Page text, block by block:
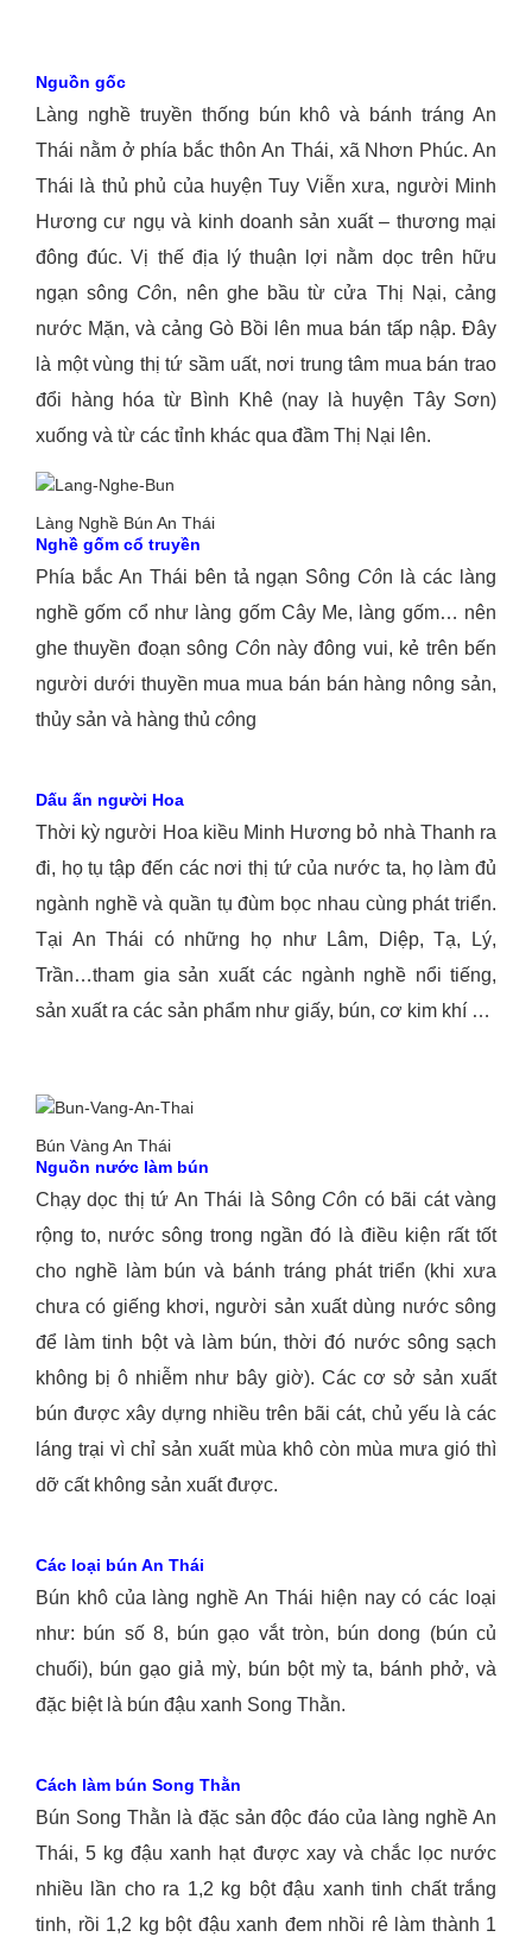
Nguồn gốc
Làng nghề truyền thống bún khô và bánh tráng An
Thái nằm ở phía bắc thôn An Thái, xã Nhơn Phúc. An
Thái là thủ phủ của huyện Tuy Viễn xưa, người Minh
Hương cư ngụ và kinh doanh sản xuất – thương mại
đông đúc. Vị thế địa lý thuận lợi nằm dọc trên hữu
ngạn sông Côn, nên ghe bầu từ cửa Thị Nại, cảng
nước Mặn, và cảng Gò Bồi lên mua bán tấp nập. Đây
là một vùng thị tứ sầm uất, nơi trung tâm mua bán trao
đổi hàng hóa từ Bình Khê (nay là huyện Tây Sơn)
xuống và từ các tỉnh khác qua đầm Thị Nại lên.
Làng Nghề Bún An Thái
Nghề gốm cổ truyền
Phía bắc An Thái bên tả ngạn Sông Côn là các làng
nghề gốm cổ như làng gốm Cây Me, làng gốm… nên
ghe thuyền đoạn sông Côn này đông vui, kẻ trên bến
người dưới thuyền mua mua bán bán hàng nông sản,
thủy sản và hàng thủ công
Dấu ấn người Hoa
Thời kỳ người Hoa kiều Minh Hương bỏ nhà Thanh ra
đi, họ tụ tập đến các nơi thị tứ của nước ta, họ làm đủ
ngành nghề và quần tụ đùm bọc nhau cùng phát triển.
Tại An Thái có những họ như Lâm, Diệp, Tạ, Lý,
Trần…tham gia sản xuất các ngành nghề nổi tiếng,
sản xuất ra các sản phẩm như giấy, bún, cơ kim khí …
Bún Vàng An Thái
Nguồn nước làm bún
Chạy dọc thị tứ An Thái là Sông Côn có bãi cát vàng
rộng to, nước sông trong ngần đó là điều kiện rất tốt
cho nghề làm bún và bánh tráng phát triển (khi xưa
chưa có giếng khơi, người sản xuất dùng nước sông
để làm tinh bột và làm bún, thời đó nước sông sạch
không bị ô nhiễm như bây giờ). Các cơ sở sản xuất
bún được xây dựng nhiều trên bãi cát, chủ yếu là các
láng trại vì chỉ sản xuất mùa khô còn mùa mưa gió thì
dỡ cất không sản xuất được.
Các loại bún An Thái
Bún khô của làng nghề An Thái hiện nay có các loại
như: bún số 8, bún gạo vắt tròn, bún dong (bún củ
chuối), bún gạo giả mỳ, bún bột mỳ ta, bánh phở, và
đặc biệt là bún đậu xanh Song Thằn.
Cách làm bún Song Thằn
Bún Song Thằn là đặc sản độc đáo của làng nghề An
Thái, 5 kg đậu xanh hạt được xay và chắc lọc nước
nhiều lần cho ra 1,2 kg bột đậu xanh tinh chất trắng
tinh, rồi 1,2 kg bột đậu xanh đem nhồi rê làm thành 1